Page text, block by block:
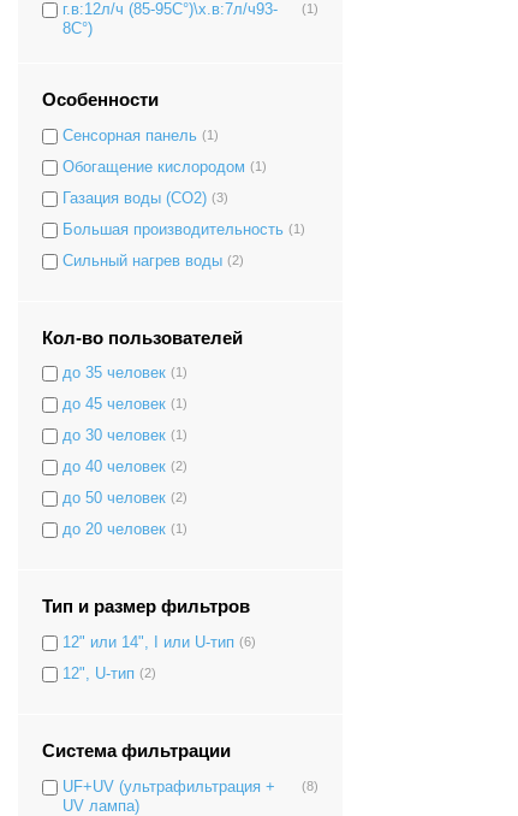
г.в:12л/ч (85-95C°)\х.в:7л/ч93-
8C°)
(1)
Особенности
Сенсорная панель (1)
Обогащение кислородом (1)
Газация воды (CO2) (3)
Большая производительность (1)
Сильный нагрев воды (2)
Кол-во пользователей
до 35 человек (1)
до 45 человек (1)
до 30 человек (1)
до 40 человек (2)
до 50 человек (2)
до 20 человек (1)
Тип и размер фильтров
12" или 14", I или U-тип (6)
12", U-тип (2)
Система фильтрации
UF+UV (ультрафильтрация +
UV лампа)
(8)